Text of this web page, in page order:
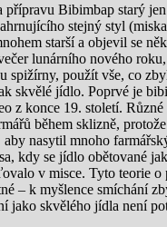
přípravu Bibimbap starý
stejný styl
starší a objevil se
lunárního nového
spižírny, použít vše, co
skvělé jídlo. Poprvé je
z konce 19. století.
během sklizně,
aby nasytil mnoho
kdy se jídlo obětované
v misce. Tyto teorie
– k myšlence smíchání
jako skvělého jídla není